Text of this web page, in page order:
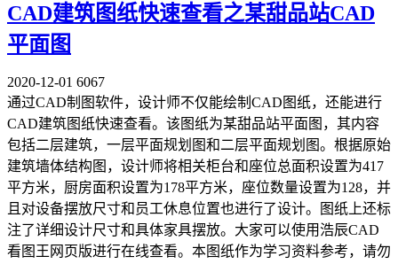
CAD建筑图纸快速查看之某甜品站CAD
平面图
2020-12-01 6067
通过CAD制图软件，设计师不仅能绘制CAD图纸，还能进行
CAD建筑图纸快速查看。该图纸为某甜品站平面图，其内容
包括二层建筑，一层平面规划图和二层平面规划图。根据原始
建筑墙体结构图，设计师将相关柜台和座位总面积设置为417
平方米，厨房面积设置为178平方米，座位数量设置为128，并
且对设备摆放尺寸和员工休息位置也进行了设计。图纸上还标
注了详细设计尺寸和具体家具摆放。大家可以使用浩辰CAD
看图王网页版进行在线查看。本图纸作为学习资料参考，请勿